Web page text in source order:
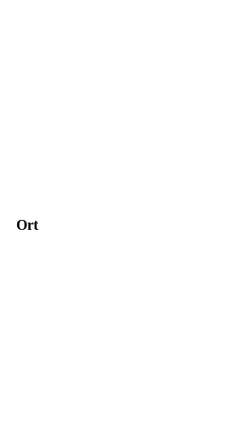
Ort